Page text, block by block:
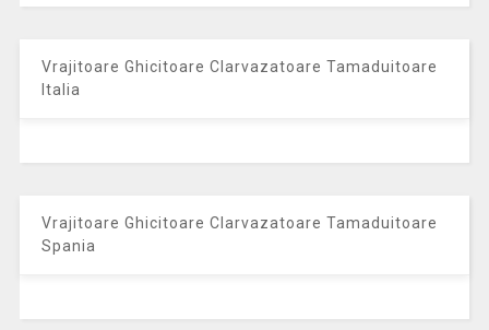
Vrajitoare Ghicitoare Clarvazatoare Tamaduitoare
Italia
Vrajitoare Ghicitoare Clarvazatoare Tamaduitoare
Spania